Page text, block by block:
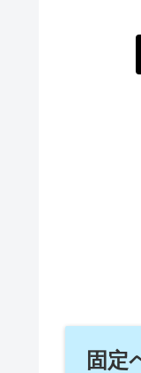
固定